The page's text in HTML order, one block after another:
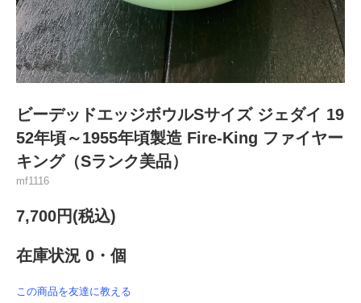
ビーデッドエッジボウルSサイズ ジェダイ 19
52年頃～1955年頃製造 Fire-King ファイヤー
キング（Sランク美品）
mf1116
7,700円(税込)
在庫状況 0・個
この商品を友達に教える